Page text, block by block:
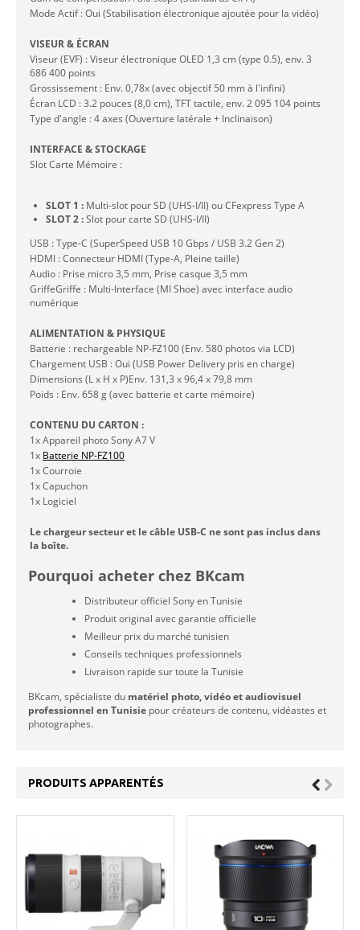
Mode Actif : Oui (Stabilisation électronique ajoutée pour la vidéo)
VISEUR & ÉCRAN
Viseur (EVF) : Viseur électronique OLED 1,3 cm (type 0.5), env. 3
686 400 points
Grossissement : Env. 0,78x (avec objectif 50 mm à l'infini)
Écran LCD : 3.2 pouces (8,0 cm), TFT tactile, env. 2 095 104 points
Type d'angle : 4 axes (Ouverture latérale + Inclinaison)
INTERFACE & STOCKAGE
Slot Carte Mémoire :
SLOT 1 :Multi-slot pour SD (UHS-I/II) ou CFexpress Type A
SLOT 2 :Slot pour carte SD (UHS-I/II)
USB : Type-C (SuperSpeed USB 10 Gbps / USB 3.2 Gen 2)
HDMI : Connecteur HDMI (Type-A, Pleine taille)
Audio : Prise micro 3,5 mm, Prise casque 3,5 mm
GriffeGriffe : Multi-Interface (MI Shoe) avec interface audio
numérique
ALIMENTATION & PHYSIQUE
Batterie : rechargeable NP-FZ100 (Env. 580 photos via LCD)
Chargement USB : Oui (USB Power Delivery pris en charge)
Dimensions (L x H x P)Env. 131,3 x 96,4 x 79,8 mm
Poids : Env. 658 g (avec batterie et carte mémoire)
CONTENU DU CARTON :
1x Appareil photo Sony A7 V
1x Batterie NP-FZ100
1x Courroie
1x Capuchon
1x Logiciel
Le chargeur secteur et le câble USB-C ne sont pas inclus dans
la boîte.
Pourquoi acheter chez BKcam
Distributeur officiel Sony en Tunisie
Produit original avec garantie officielle
Meilleur prix du marché tunisien
Conseils techniques professionnels
Livraison rapide sur toute la Tunisie
BKcam, spécialiste du matériel photo, vidéo et audiovisuel
professionnel en Tunisie pour créateurs de contenu, vidéastes et
photographes.
PRODUITS APPARENTÉS